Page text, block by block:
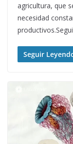
agricultura, que
necesidad
Seguir